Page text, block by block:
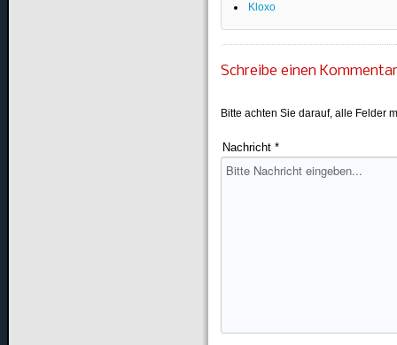
Kloxo
Schreibe einen
Bitte achten Sie darauf, alle Felder
Nachricht *